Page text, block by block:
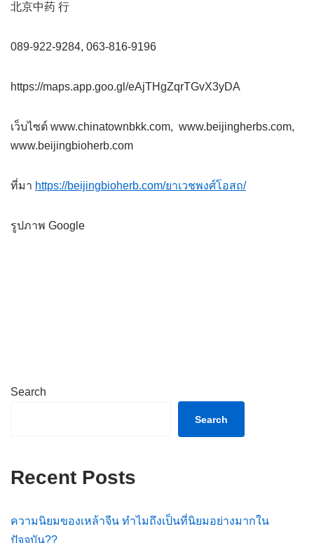
北京中药 行
089-922-9284, 063-816-9196
https://maps.app.goo.gl/eAjTHgZqrTGvX3yDA
เว็บไซต์ www.chinatownbkk.com, www.beijingherbs.com,
www.beijingbioherb.com
ที่มา https://beijingbioherb.com/ยาเวชพงศ์โอสถ/
รูปภาพ Google
Search
Search
Recent Posts
ความนิยมของเหล้าจีน ทำไมถึงเป็นที่นิยมอย่างมากใน
ปัจจุบัน??